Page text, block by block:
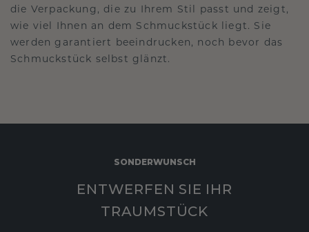
die Verpackung, die zu Ihrem Stil passt und zeigt,
wie viel Ihnen an dem Schmuckstück liegt. Sie
werden garantiert beeindrucken, noch bevor das
Schmuckstück selbst glänzt.
SONDERWUNSCH
ENTWERFEN SIE IHR
TRAUMSTÜCK